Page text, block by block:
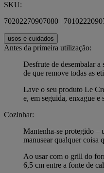
SKU:
70202270907080 |
usos e cuidados
Antes da primeira utilização:
Desfrute de desembalar
de que remove todas as
Lave o seu produto Le
e, em seguida, enxague e
Cozinhar:
Mantenha-se protegido –
manusear qualquer coisa
Ao usar com o grill do
6,5 cm entre a fonte de